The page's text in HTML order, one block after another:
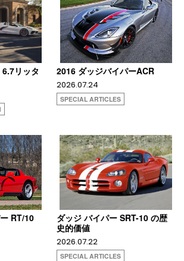
リッタ
2016 ダッジバイパーACR
2026.07.24
SPECIAL ARTICLES
RT/10
ダッジ バイパー SRT-10 の歴
史的価値
2026.07.22
SPECIAL ARTICLES